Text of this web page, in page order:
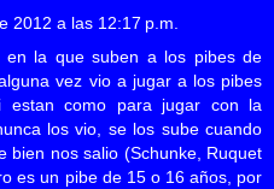
2012 a las 12:17 p.m.
la que suben a los pibes de
vez vio a jugar a los pibes
como para jugar con la
los vio, se los sube cuando
bien nos salio (Schunke, Ruquet
es un pibe de 15 o 16 años, por